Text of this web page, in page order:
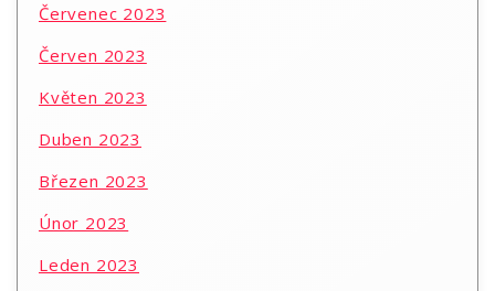
Červenec 2023
Červen 2023
Květen 2023
Duben 2023
Březen 2023
Únor 2023
Leden 2023